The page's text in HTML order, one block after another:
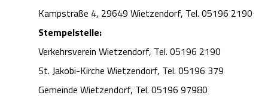
Kampstraße 4, 29649 Wietzendorf, Tel. 05196 2190
Stempelstelle:
Verkehrsverein Wietzendorf, Tel. 05196 2190
St. Jakobi-Kirche Wietzendorf, Tel. 05196 379
Gemeinde Wietzendorf, Tel. 05196 97980